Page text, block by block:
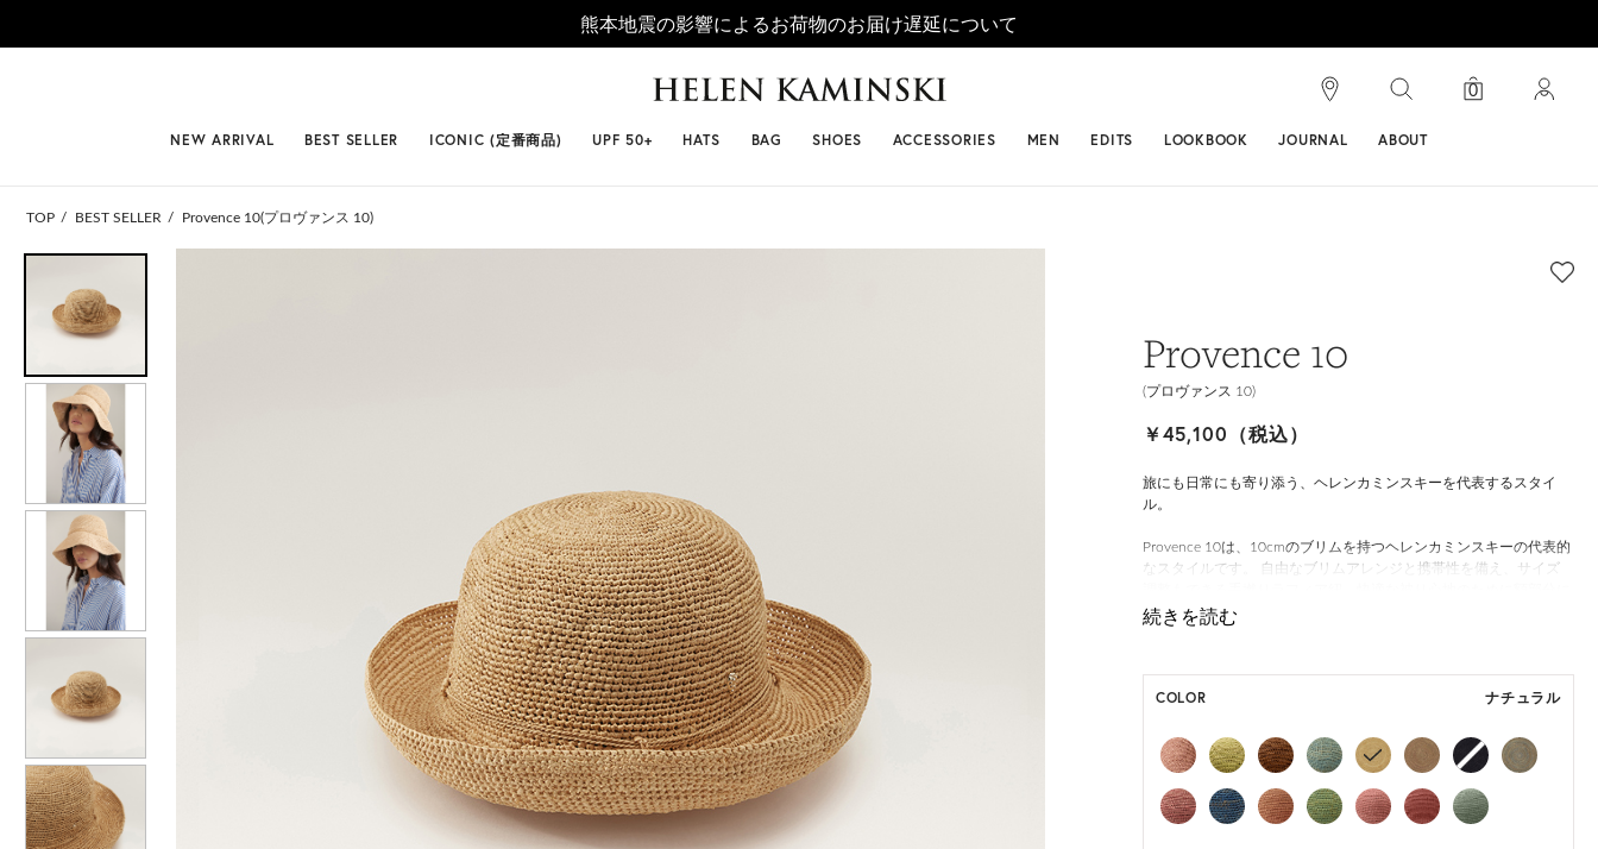
熊本地震の影響によるお荷物のお届け遅延について
#ビベット #キャップ #ビアンカ 0
NEW ARRIVAL BEST SELLER ICONIC (定番商品) UPF 50+ HATS BAG SHOES ACCESSORIES MEN EDITS LOOKBOOK JOURNAL ABOUT
TOP BEST SELLER Provence 10(プロヴァンス 10)
Provence 10
(プロヴァンス 10)
￥45,100（税込）
旅にも日常にも寄り添う、ヘレンカミンスキーを代表するスタイ
ル。
Provence 10は、10cmのブリムを持つヘレンカミンスキーの代表的
なスタイルです。 自由なブリムアレンジと携帯性を備え、サイズ
つけられたネオプレンバンドが特徴で完璧な旅行アイテムとなるた
に3日以上を要します。職人がひとつひとつ丁寧に編み上げること
で、それぞれ異なる表情をもつ特別な一品に仕上げられています。
「Provence 10」は一部仕様が変更になります。
変更前:ネオプレンインナーバンド
オーダーをいただいたタイミングによって、上記いずれかの商品の
お届けになりますこと、予めご了承ください。
COLOR ナチュラル